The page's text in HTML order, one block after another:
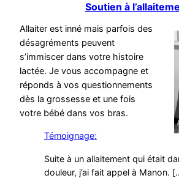
Soutien à
Allaiter est inné mais parfois des
désagréments peuvent
s’immiscer dans votre histoire
lactée. Je vous accompagne et
réponds à vos questionnements
dès la grossesse et une fois
votre bébé dans vos bras.
Témoignage:
Suite à un allaitement qui était
douleur, j’ai fait appel à Manon.